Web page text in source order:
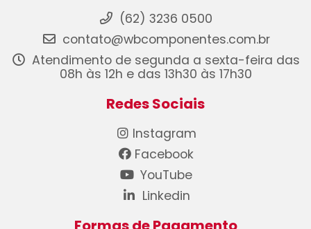
(62) 3236 0500
contato@wbcomponentes.com.br
Atendimento de segunda a sexta-feira das
08h às 12h e das 13h30 às 17h30
Redes Sociais
Instagram
Facebook
YouTube
Linkedin